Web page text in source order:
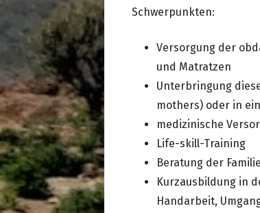
Schwerpunkten:
Versorgung der
und Matratzen
Unterbringung
mothers) oder in
medizinische
Life-skill-Training
Beratung der
Kurzausbildung in
Handarbeit,